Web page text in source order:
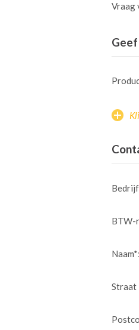
Vraag
BTW-
Naam*:
Straat